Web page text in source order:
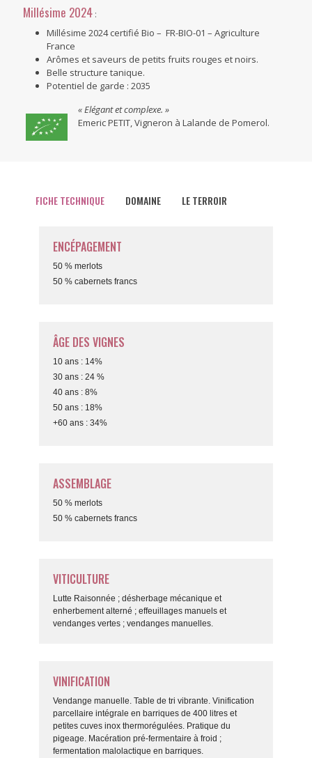
quantity
Millésime 2024 :
Millésime 2024 certifié Bio – FR-BIO-01 – Agriculture
France
Arômes et saveurs de petits fruits rouges et noirs.
Belle structure tanique.
Potentiel de garde : 2035
«Elégant et complexe. »
Emeric PETIT, Vigneron à Lalande de Pomerol.
FICHE TECHNIQUE DOMAINE LE TERROIR
ENCÉPAGEMENT
50 % merlots
50 % cabernets francs
ÂGE DES VIGNES
10 ans : 14%
30 ans : 24 %
40 ans : 8%
50 ans : 18%
+60 ans : 34%
ASSEMBLAGE
50 % merlots
50 % cabernets francs
VITICULTURE
Lutte Raisonnée ; désherbage mécanique et
enherbement alterné ; effeuillages manuels et
vendanges vertes ; vendanges manuelles.
VINIFICATION
Vendange manuelle. Table de tri vibrante. Vinification
parcellaire intégrale en barriques de 400 litres et
petites cuves inox thermorégulées. Pratique du
pigeage. Macération pré-fermentaire à froid ;
fermentation malolactique en barriques.